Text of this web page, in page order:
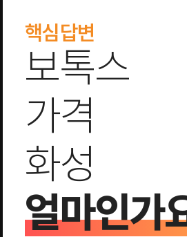
핵심답변
보톡스
가격
화성
얼마인가